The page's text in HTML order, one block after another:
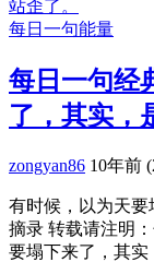
每日一句能量
每日一句经
了，其实，
zongyan86 10年前
有时候，以为天
摘录 转载请注明
要塌下来了，其实